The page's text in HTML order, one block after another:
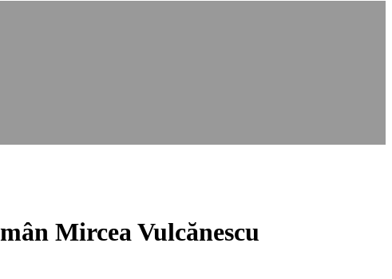
Mircea Vulcănescu